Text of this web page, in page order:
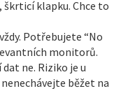
škrticí klapku. Chce to
Potřebujete “No
monitorů.
ne. Riziko je u
běžet na